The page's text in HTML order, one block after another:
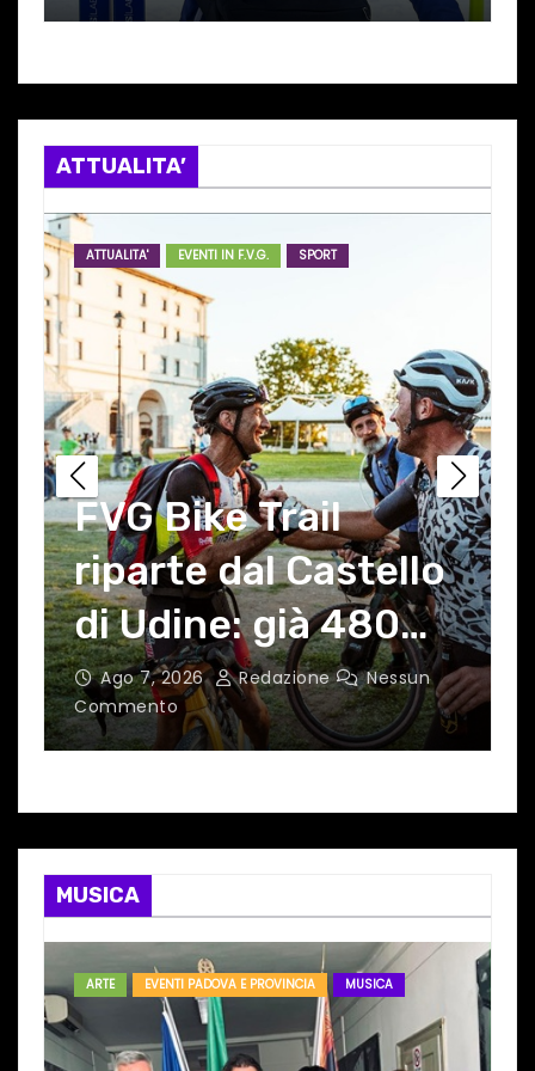
ATTUALITA’
ATTUALITA' EVENTI IN F.V.G. SPORT
FVG Bike Trail
riparte dal Castello
di Udine: già 480
iscritti
Ago 7, 2026 Redazione
Nessun
Commento
MUSICA
ARTE EVENTI PADOVA E PROVINCIA MUSICA